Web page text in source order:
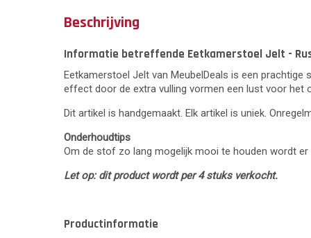
Beschrijving
Informatie betreffende Eetkamerstoel Jelt -
Eetkamerstoel Jelt van MeubelDeals is een
effect door de extra vulling vormen een lust voor het
Dit artikel is handgemaakt. Elk artikel is uniek.
Onderhoudtips
Om de stof zo lang mogelijk mooi te houden wordt
Let op: dit product wordt per 4 stuks verkocht.
Productinformatie